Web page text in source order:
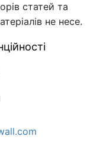
статей та
не несе.